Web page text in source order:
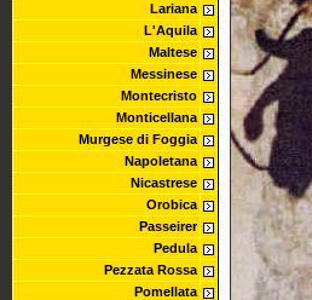
Lariana
L'Aquila
Maltese
Messinese
Montecristo
Monticellana
Murgese di Foggia
Napoletana
Nicastrese
Orobica
Passeirer
Pedula
Pezzata Rossa
Pomellata